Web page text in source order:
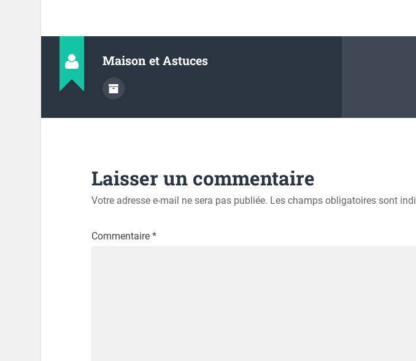
Maison et Astuces
Laisser un commentaire
Votre adresse e-mail ne sera pas publiée. Les champs obligatoires sont
Commentaire *